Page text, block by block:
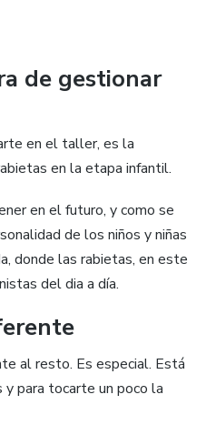
de gestionar
en el taller, es la
en la etapa infantil.
en el futuro, y como se
de los niños y niñas
donde las rabietas, en este
del dia a día.
al resto. Es especial. Está
y para tocarte un poco la